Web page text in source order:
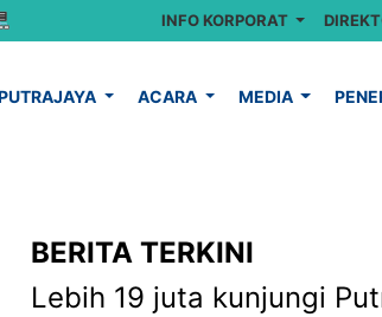
INFO KORPORAT
ACARA MEDIA
BERITA TERKINI
Lebih 19 juta kunjungi